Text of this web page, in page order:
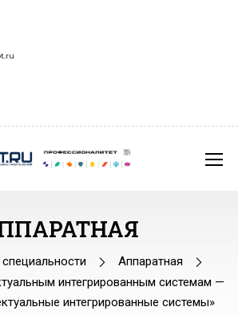
Аппаратная
интегрированным системам —
интегрированные системы»